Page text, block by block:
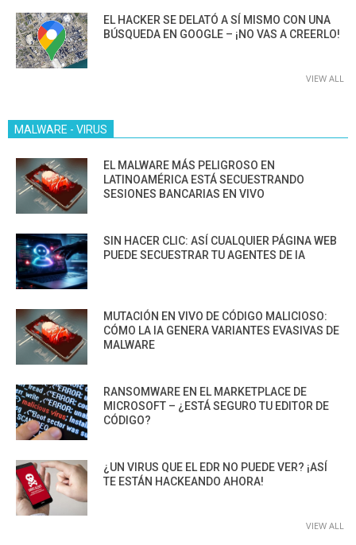
EL HACKER SE DELATÓ A SÍ MISMO CON UNA
BÚSQUEDA EN GOOGLE – ¡NO VAS A CREERLO!
VIEW ALL
MALWARE - VIRUS
EL MALWARE MÁS PELIGROSO EN
LATINOAMÉRICA ESTÁ SECUESTRANDO
SESIONES BANCARIAS EN VIVO
SIN HACER CLIC: ASÍ CUALQUIER PÁGINA WEB
PUEDE SECUESTRAR TU AGENTES DE IA
MUTACIÓN EN VIVO DE CÓDIGO MALICIOSO:
CÓMO LA IA GENERA VARIANTES EVASIVAS DE
MALWARE
RANSOMWARE EN EL MARKETPLACE DE
MICROSOFT – ¿ESTÁ SEGURO TU EDITOR DE
CÓDIGO?
¿UN VIRUS QUE EL EDR NO PUEDE VER? ¡ASÍ
TE ESTÁN HACKEANDO AHORA!
VIEW ALL